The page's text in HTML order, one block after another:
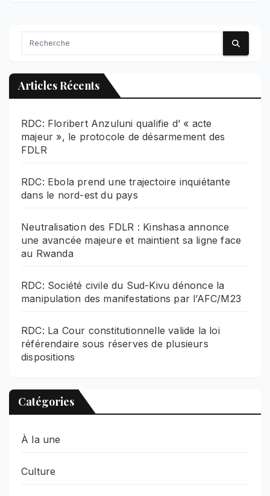
Articles Récents
RDC: Floribert Anzuluni qualifie d’ « acte
majeur », le protocole de désarmement des
FDLR
RDC: Ebola prend une trajectoire inquiétante
dans le nord-est du pays
Neutralisation des FDLR : Kinshasa annonce
une avancée majeure et maintient sa ligne face
au Rwanda
RDC: Société civile du Sud-Kivu dénonce la
manipulation des manifestations par l’AFC/M23
RDC: La Cour constitutionnelle valide la loi
référendaire sous réserves de plusieurs
dispositions
Catégories
À la une
Culture